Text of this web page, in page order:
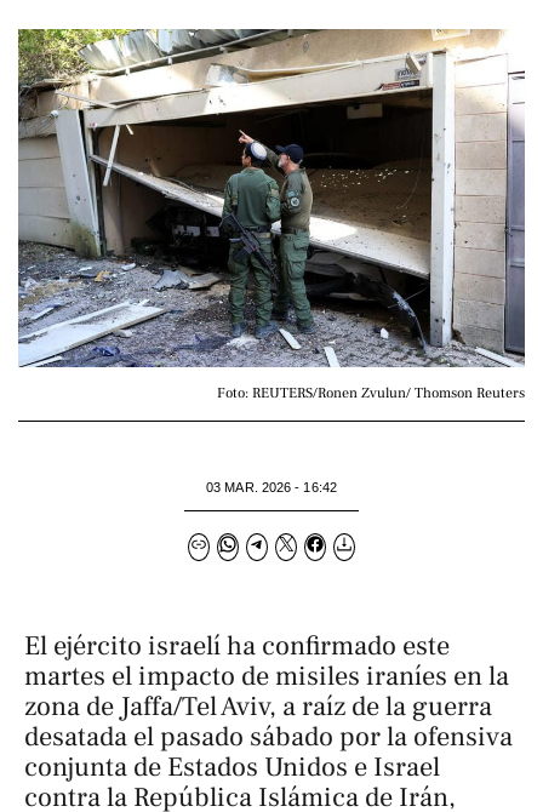
Foto: REUTERS/Ronen Zvulun/ Thomson Reuters
03 MAR. 2026 - 16:42
El ejército israelí ha confirmado este
martes el impacto de misiles iraníes en la
zona de Jaffa/Tel Aviv, a raíz de la guerra
desatada el pasado sábado por la ofensiva
conjunta de Estados Unidos e Israel
contra la República Islámica de Irán,